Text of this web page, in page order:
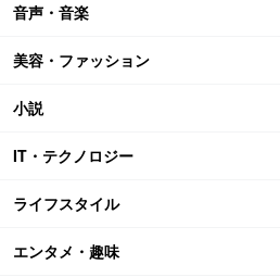
音声・音楽
美容・ファッション
小説
IT・テクノロジー
ライフスタイル
エンタメ・趣味